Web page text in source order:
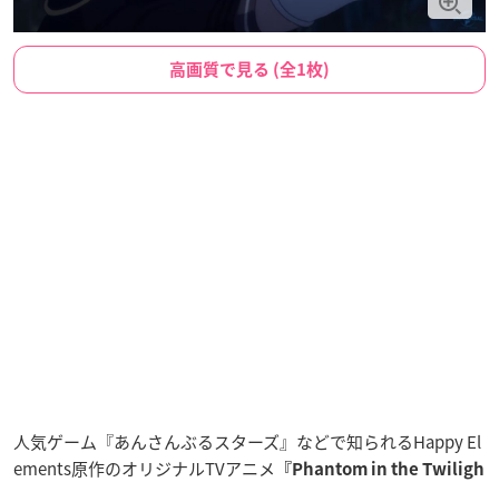
高画質で見る (全1枚)
人気ゲーム『あんさんぶるスターズ』などで知られるHappy El
ements原作のオリジナルTVアニメ
『Phantom in the Twiligh